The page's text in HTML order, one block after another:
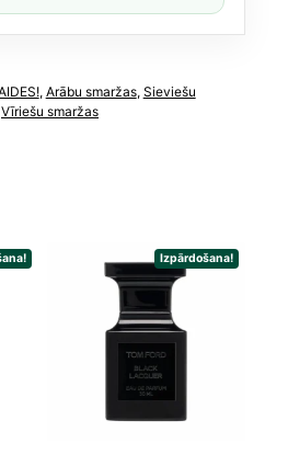
, Arābu smaržas, Sieviešu
Vīriešu smaržas
Izpārdošana!